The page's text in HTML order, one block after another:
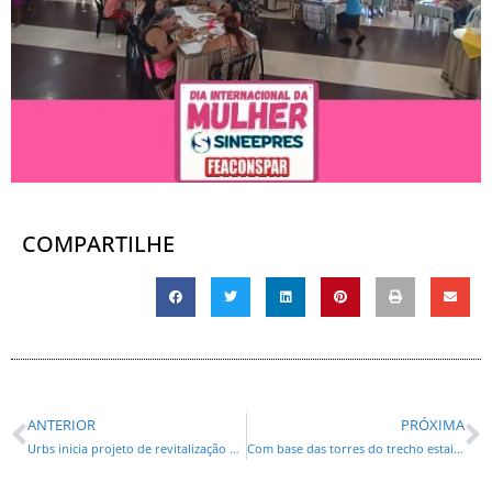
COMPARTILHE
ANTERIOR
Urbs inicia projeto de revitalização de estações-tubo; saiba quais entram em obras nesta segunda-feira
PRÓXIMA
Com base das torres do trecho estaiado concluída, obra da Ponte de Guaratuba chega a 44%